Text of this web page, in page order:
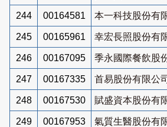
244 00164581 本一科技股份有
245 00165961 幸宏長照股份有
246 00167095 季永國際餐飲股
247 00167335 首易股份有限公司
248 00167530 賦盛資本股份有
249 00167953 氣質生醫股份有